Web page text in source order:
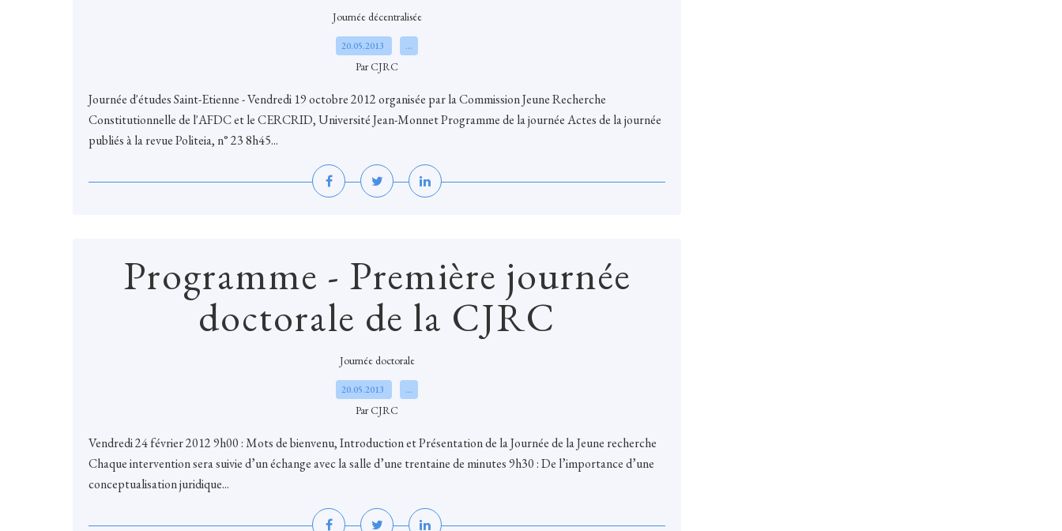
Journée décentralisée
20.05.2013 …
Par CJRC
Journée d'études Saint-Etienne - Vendredi 19 octobre 2012 organisée par la Commission Jeune Recherche
Constitutionnelle de l'AFDC et le CERCRID, Université Jean-Monnet Programme de la journée Actes de la journée
publiés à la revue Politeia, n° 23 8h45...
Programme - Première journée
doctorale de la CJRC
Journée doctorale
20.05.2013 …
Par CJRC
Vendredi 24 février 2012 9h00 : Mots de bienvenu, Introduction et Présentation de la Journée de la Jeune recherche
Chaque intervention sera suivie d’un échange avec la salle d’une trentaine de minutes 9h30 : De l’importance d’une
conceptualisation juridique...